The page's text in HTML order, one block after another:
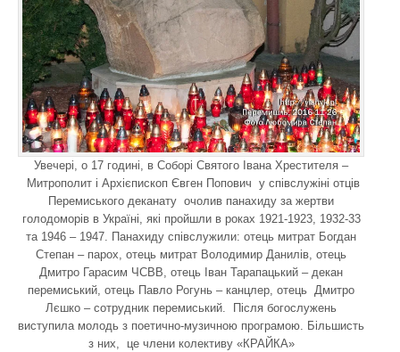
Увечері, о 17 годині, в Соборі Святого Івана Хрестителя –
Митрополит і Архієпископ Євген Попович у співслужіні отців
Перемиського деканату очолив панахиду за жертви
голодоморів в Україні, які пройшли в роках 1921-1923, 1932-33
та 1946 – 1947. Панахиду співслужили: отець митрат Богдан
Степан – парох, отець митрат Володимир Данилів, отець
Дмитро Гарасим ЧСВВ, отець Іван Тарапацький – декан
перемиський, отець Павло Рогунь – канцлер, отець Дмитро
Лєшко – сотрудник перемиський. Після богослужень
виступила молодь з поетично-музичною програмою. Більшисть
з них, це члени колективу «КРАЙКА»